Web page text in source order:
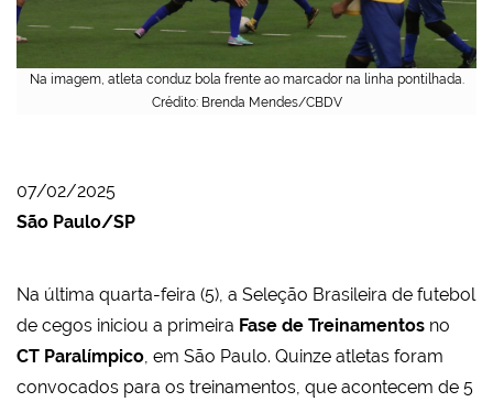
Na imagem, atleta conduz bola frente ao marcador na linha pontilhada.
Crédito: Brenda Mendes/CBDV
07/02/2025
São Paulo/SP
Na última quarta-feira (5), a Seleção Brasileira de futebol
de cegos iniciou a primeira Fase de Treinamentos no
CT Paralímpico, em São Paulo. Quinze atletas foram
convocados para os treinamentos, que acontecem de 5